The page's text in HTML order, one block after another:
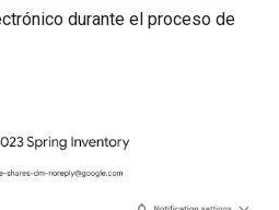
durante el proceso de